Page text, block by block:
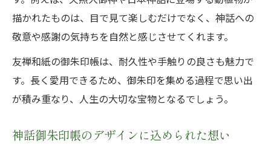
描かれたものは、目で見て楽しむだけでなく、神話への
敬意や感謝の気持ちを自然と感じさせてくれます。
友禅和紙の御朱印帳は、耐久性や手触りの良さも魅力で
す。長く愛用できるため、御朱印を集める過程で思い出
が積み重なり、人生の大切な宝物となるでしょう。
神話御朱印帳のデザインに込められた想い